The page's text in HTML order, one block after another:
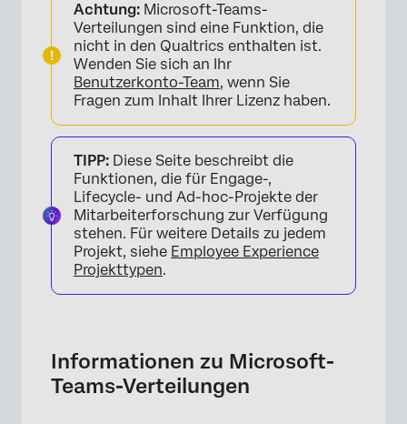
Verteilungen
Integration mit Microsoft Teams
Herunterladen der Qualtrics
Vorbereiten von Teilnehmern für Microsoft
Senden von Umfrage an Microsoft Teams
Senden von Erinnerungen an Microsoft
Teams
Verwalten von Microsoft-Teams-Verteilungen
Achtung: Microsoft-Teams-
Verteilungen sind eine Funktion, die
nicht in den Qualtrics enthalten ist.
Wenden Sie sich an Ihr
Benutzerkonto-Team, wenn Sie
Fragen zum Inhalt Ihrer Lizenz haben.
TIPP: Diese Seite beschreibt die
Funktionen, die für Engage-,
Lifecycle- und Ad-hoc-Projekte der
Mitarbeiterforschung zur Verfügung
stehen. Für weitere Details zu jedem
Projekt, siehe Employee Experience
Projekttypen.
Informationen zu Microsoft-
Teams-Verteilungen